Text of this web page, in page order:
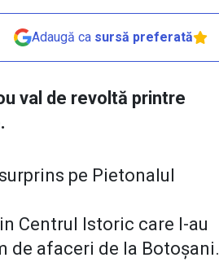
Adaugă ca sursă preferată
val de revoltă printre
pe Pietonalul
Centrul Istoric care l-au
de afaceri de la Botoșani.